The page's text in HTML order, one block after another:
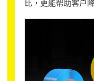
比，更能帮助客户